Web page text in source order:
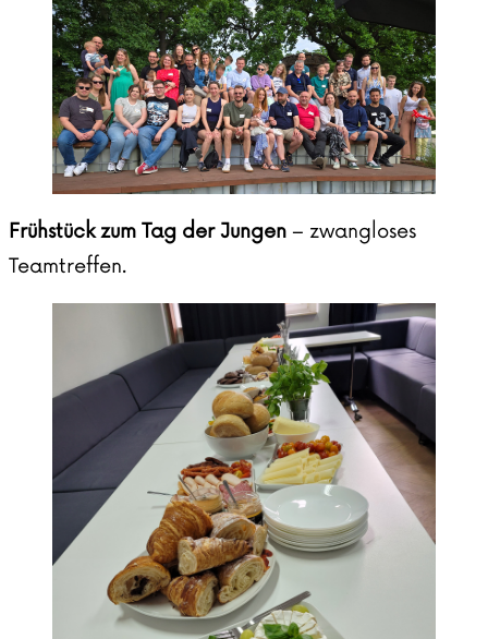
Frühstück zum Tag der Jungen – zwangloses
Teamtreffen.